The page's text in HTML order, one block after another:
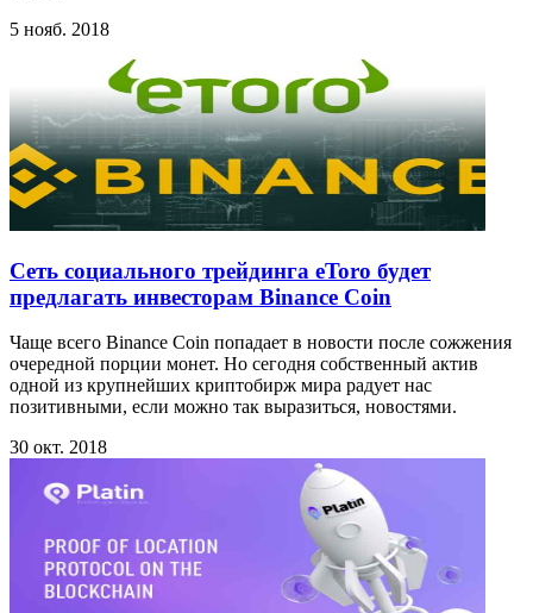
5 нояб. 2018
Cеть социального трейдинга eToro будет
предлагать инвесторам Binance Coin
Чаще всего Binance Coin попадает в новости после сожжения
очередной порции монет. Но сегодня собственный актив
одной из крупнейших криптобирж мира радует нас
позитивными, если можно так выразиться, новостями.
30 окт. 2018